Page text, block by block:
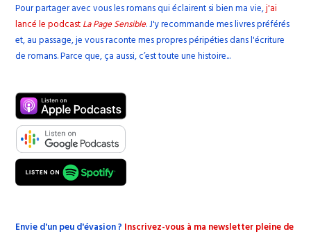
Pour partager avec vous les romans qui éclairent si bien ma vie,j'ai
lancé le podcast La Page Sensible. J'y recommande mes livres préférés
et, au passage, je vous raconte mes propres péripéties dans l'écriture
de romans. Parce que, ça aussi, c’est toute une histoire...
Envie d'un peu d'évasion? Inscrivez-vous à ma newsletter pleine de